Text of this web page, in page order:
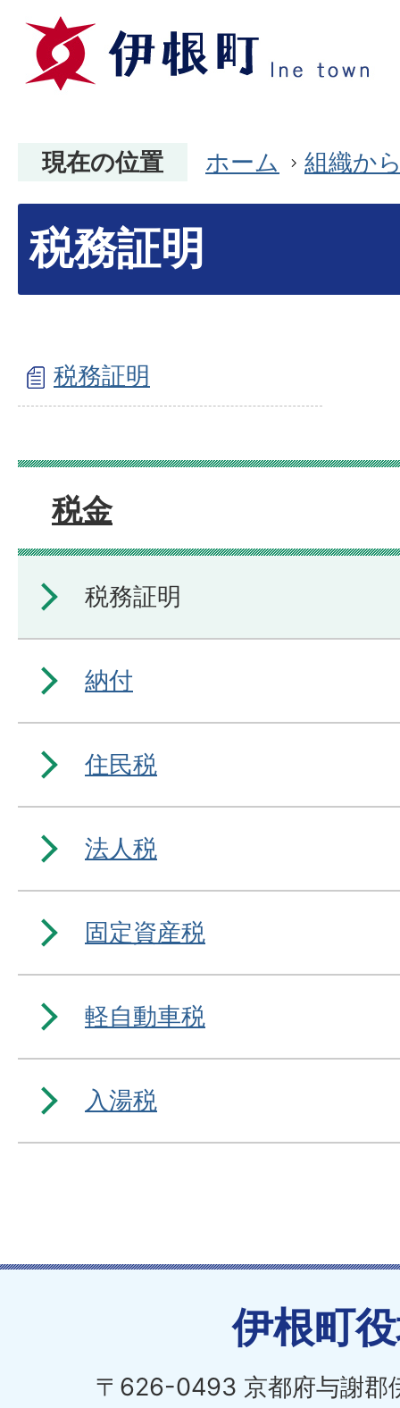
現在の位置 ホーム 組織か
税務証明
税務証明
税金
税務証明
納付
住民税
法人税
固定資産税
軽自動車税
入湯税
伊根町
〒626-0493 京都府与謝郡